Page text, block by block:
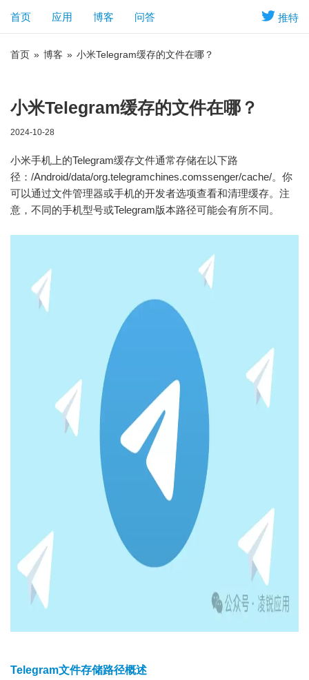
推特
首页 应用 博客 问答
首页 » 博客 » 小米Telegram缓存的文件在哪？
小米Telegram缓存的文件在哪？
2024-10-28
小米手机上的Telegram缓存文件通常存储在以下路
径：/Android/data/org.telegramchines.comssenger/cache/。你
可以通过文件管理器或手机的开发者选项查看和清理缓存。注
意，不同的手机型号或Telegram版本路径可能会有所不同。
Telegram文件存储路径概述